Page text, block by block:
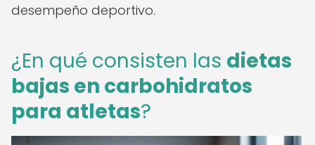
desempeño deportivo.
¿En qué consisten las dietas
bajas en carbohidratos
para atletas?